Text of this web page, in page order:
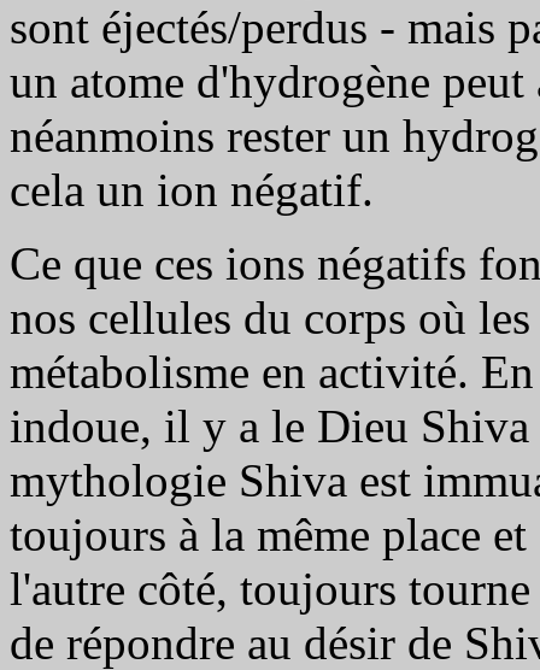
sont éjectés/perdus - mais
un atome d'hydrogène
néanmoins rester un
cela un ion négatif.
Ce que ces ions négatifs
nos cellules du corps où
métabolisme en activité.
indoue, il y a le Dieu Shiva
mythologie Shiva est
toujours à la même place
l'autre côté, toujours
de répondre au désir de